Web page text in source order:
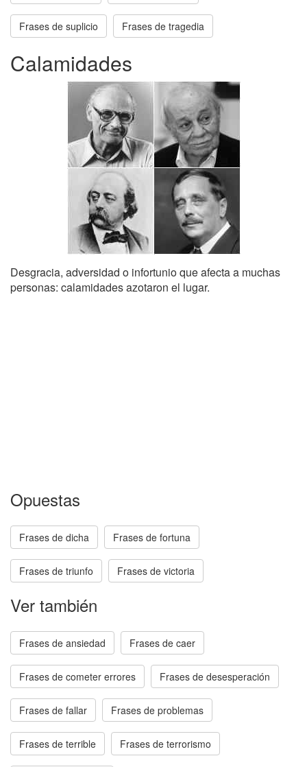
Frases de suplicio Frases de tragedia
Calamidades
Desgracia, adversidad o infortunio que afecta a muchas
personas: calamidades azotaron el lugar.
Opuestas
Frases de dicha Frases de fortuna
Frases de triunfo Frases de victoria
Ver también
Frases de ansiedad Frases de caer
Frases de cometer errores Frases de desesperación
Frases de fallar Frases de problemas
Frases de terrible Frases de terrorismo